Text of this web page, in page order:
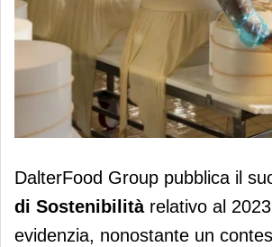
DalterFood Group
bilancio di sostenibilità
DalterFood Group pubblica il
di Sostenibilitàrelativo al
evidenzia, nonostante un